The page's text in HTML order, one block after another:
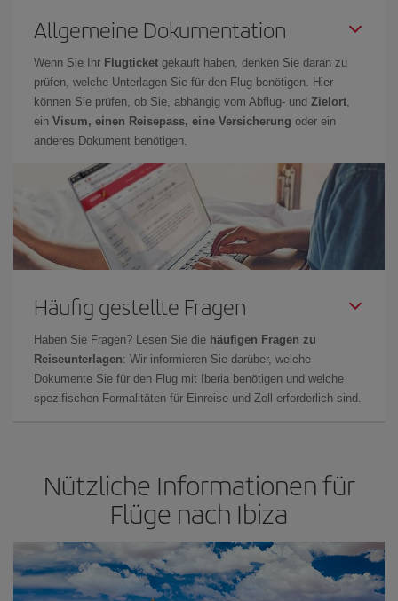
Allgemeine Dokumentation
Wenn Sie Ihr Flugticket gekauft haben, denken Sie daran zu
prüfen, welche Unterlagen Sie für den Flug benötigen. Hier
können Sie prüfen, ob Sie, abhängig vom Abflug- und Zielort,
ein Visum, einen Reisepass, eine Versicherung oder ein
anderes Dokument benötigen.
Häufig gestellte Fragen
Haben Sie Fragen? Lesen Sie die häufigen Fragen zu
Reiseunterlagen: Wir informieren Sie darüber, welche
Dokumente Sie für den Flug mit Iberia benötigen und welche
spezifischen Formalitäten für Einreise und Zoll erforderlich sind.
Nützliche Informationen für
Flüge nach Ibiza